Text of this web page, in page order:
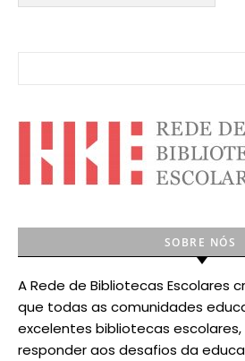
SOBRE NÓS
A Rede de Bibliotecas Escolares
que todas as comunidades
excelentes bibliotecas
responder aos desafios da